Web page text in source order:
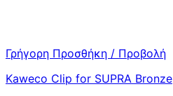
Γρήγορη Προσθήκη / Προβολή
Kaweco Clip for SUPRA Bronze